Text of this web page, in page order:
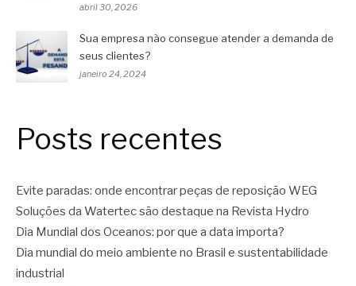
abril 30, 2026
Sua empresa não consegue atender a demanda de
seus clientes?
janeiro 24, 2024
Posts recentes
Evite paradas: onde encontrar peças de reposição WEG
Soluções da Watertec são destaque na Revista Hydro
Dia Mundial dos Oceanos: por que a data importa?
Dia mundial do meio ambiente no Brasil e sustentabilidade
industrial